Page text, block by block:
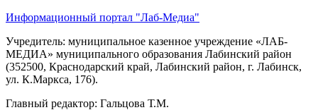
Информационный портал "Лаб-Медиа"
Учредитель: муниципальное казенное учреждение «ЛАБ-
МЕДИА» муниципального образования Лабинский район
(352500, Краснодарский край, Лабинский район, г. Лабинск,
ул. К.Маркса, 176).
Главный редактор: Гальцова Т.М.